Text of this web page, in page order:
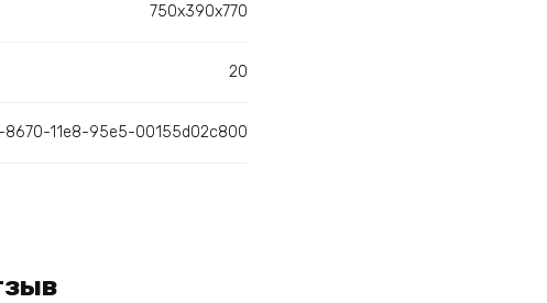
750х390х770
20
8670-11e8-95e5-00155d02c800